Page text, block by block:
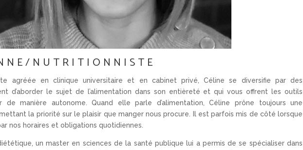
NUTRITIONNISTE
agréée en clinique universitaire et en cabinet privé, Céline se diversifie par des
d’aborder le sujet de l’alimentation dans son entièreté et qui vous offrent les outils
de manière autonome. Quand elle parle d’alimentation, Céline prône toujours une
la priorité sur le plaisir que manger nous procure. Il est parfois mis de côté lorsque
nos horaires et obligations quotidiennes.
un master en sciences de la santé publique lui a permis de se spécialiser dans